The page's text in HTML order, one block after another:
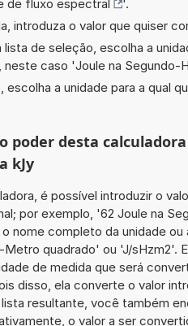
de fluxo espectral
'.
introduza o valor que quiser
lista de seleção, escolha a
neste caso 'Joule na Segundo-
escolha a unidade para a qual
poder desta
kJy
é possível introduzir o
por exemplo, '62 Joule na
nome completo da unidade
quadrado' ou 'J/sHzm2'.
de medida que será
disso, ela converte o valor
resultante, você também
o valor a ser